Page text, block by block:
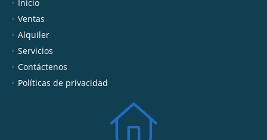
Inicio
Ventas
Alquiler
Servicios
Contáctenos
Políticas de privacidad